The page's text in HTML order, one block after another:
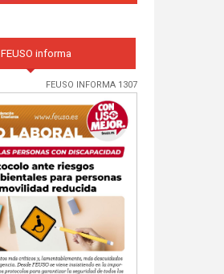
FEUSO informa
FEUSO INFORMA 1307